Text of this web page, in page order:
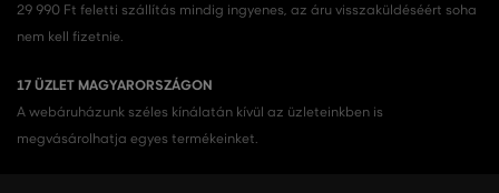
29 990 Ft feletti szállítás mindig ingyenes, az áru visszaküldéséért soha
nem kell fizetnie.
17 ÜZLET MAGYARORSZÁGON
A webáruházunk széles kínálatán kívül az üzleteinkben is
megvásárolhatja egyes termékeinket.